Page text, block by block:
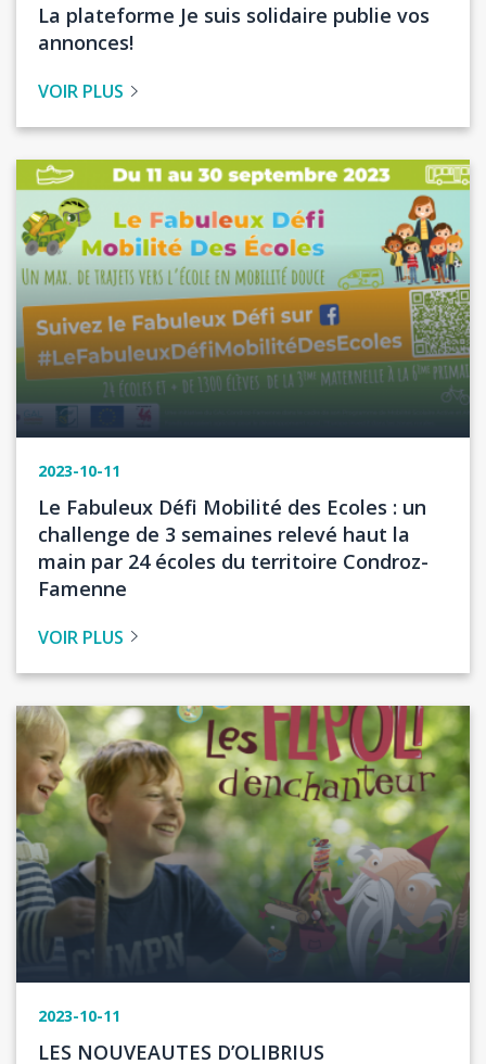
Titre
de
La plateforme Je suis solidaire publie vos
annonces!
VOIR PLUS
Image
2023-10-11
Titre
de
l'actualité
Le Fabuleux Défi Mobilité des Ecoles : un
challenge de 3 semaines relevé haut la
main par 24 écoles du territoire Condroz-
Famenne
VOIR PLUS
Image
2023-10-11
Titre
LES NOUVEAUTES D’OLIBRIUS